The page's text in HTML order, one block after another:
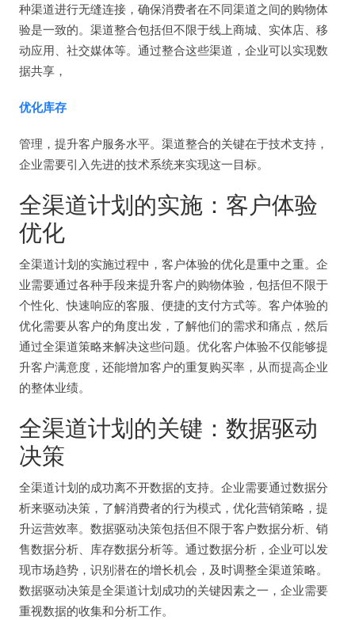
种渠道进行无缝连接，确保消费者在不同渠道之间的购物体
验是一致的。渠道整合包括但不限于线上商城、实体店、移
动应用、社交媒体等。通过整合这些渠道，企业可以实现数
据共享，
优化库存
管理，提升客户服务水平。渠道整合的关键在于技术支持，
企业需要引入先进的技术系统来实现这一目标。
全渠道计划的实施：客户体验
优化
全渠道计划的实施过程中，客户体验的优化是重中之重。企
业需要通过各种手段来提升客户的购物体验，包括但不限于
个性化、快速响应的客服、便捷的支付方式等。客户体验的
优化需要从客户的角度出发，了解他们的需求和痛点，然后
通过全渠道策略来解决这些问题。优化客户体验不仅能够提
升客户满意度，还能增加客户的重复购买率，从而提高企业
的整体业绩。
全渠道计划的关键：数据驱动
决策
全渠道计划的成功离不开数据的支持。企业需要通过数据分
析来驱动决策，了解消费者的行为模式，优化营销策略，提
升运营效率。数据驱动决策包括但不限于客户数据分析、销
售数据分析、库存数据分析等。通过数据分析，企业可以发
现市场趋势，识别潜在的增长机会，及时调整全渠道策略。
数据驱动决策是全渠道计划成功的关键因素之一，企业需要
重视数据的收集和分析工作。